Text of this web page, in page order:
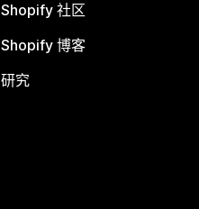
Shopify 社区
Shopify 博客
研究